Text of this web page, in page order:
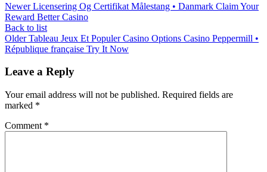
Newer Licensering Og Certifikat Målestang • Danmark Claim Your
Reward Better Casino
Back to list
Older Tableau Jeux Et Populer Casino Options Casino Peppermill •
République française Try It Now
Leave a Reply
Your email address will not be published. Required fields are
marked *
Comment *